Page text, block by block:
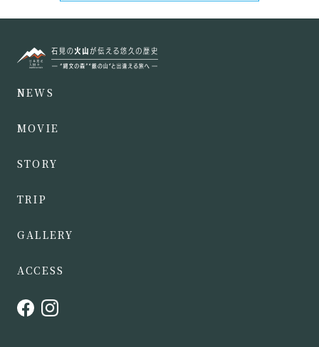
NEWS
MOVIE
STORY
TRIP
GALLERY
ACCESS